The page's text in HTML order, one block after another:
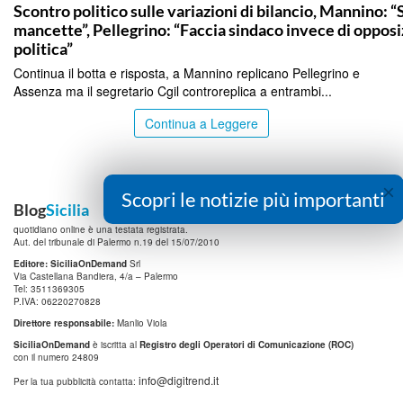
Scontro politico sulle variazioni di bilancio, Mannino:
mancette”, Pellegrino: “Faccia sindaco invece di
politica”
Continua il botta e risposta, a Mannino replicano Pellegrino e
Assenza ma il segretario Cgil controreplica a entrambi...
Continua a Leggere
BlogSicilia
quotidiano online è una testata registrata.
Aut. del tribunale di Palermo n.19 del 15/07/2010
Editore: SiciliaOnDemand Srl
Via Castellana Bandiera, 4/a – Palermo
Tel: 3511369305
P.IVA: 06220270828
Direttore responsabile: Manlio Viola
SiciliaOnDemand è iscritta al Registro degli Operatori di Comunicazione (ROC)
con il numero 24809
Per la tua pubblicità contatta: info@digitrend.it
×
Scopri le notizie più importanti